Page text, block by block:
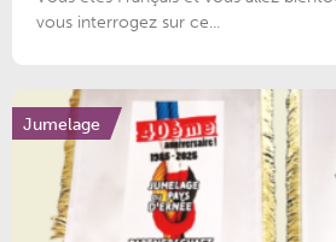
vous interrogez sur ce...
Jumelage